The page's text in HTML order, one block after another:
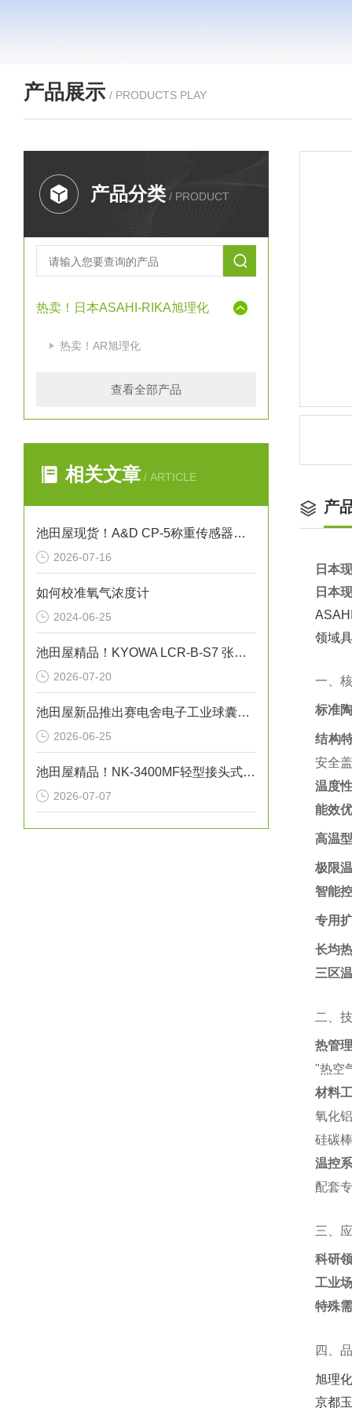
产品展示 / PRODUCTS PLAY
产品分类 / PRODUCT
热卖！日本ASAHI-RIKA旭理化
热卖！AR旭理化
查看全部产品
相关文章 / ARTICLE
池田屋现货！A&D CP-5称重传感器技术
2026-07-16
如何校准氧气浓度计
2024-06-25
池田屋精品！KYOWA LCR-B-S7 张力计用载荷传感器
2026-07-20
池田屋新品推出赛电舍电子工业球囊导管焊接机 MS-B01 参数介绍
2026-06-25
池田屋精品！NK-3400MF轻型接头式（真空法兰）金属软管技术参数与应用解析
2026-07-07
产
日本
日本
领域
一、
标准
结构
安全
温度
能效
高温
极限
智能
专用
长均
三区
二、
热管
"热空
材料
氧化
硅碳
温控
配套
三、
科研
工业
特殊
四、
旭理
京都